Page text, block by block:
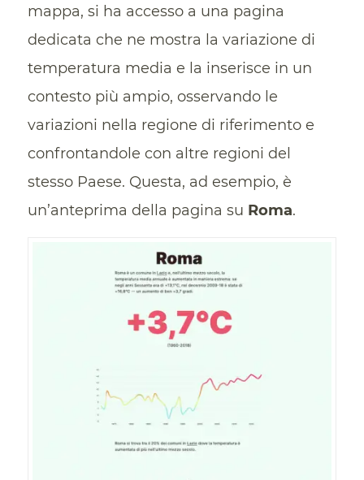
mappa, si ha accesso a una pagina
dedicata che ne mostra la variazione di
temperatura media e la inserisce in un
contesto più ampio, osservando le
variazioni nella regione di riferimento e
confrontandole con altre regioni del
stesso Paese. Questa, ad esempio, è
un’anteprima della pagina su Roma.